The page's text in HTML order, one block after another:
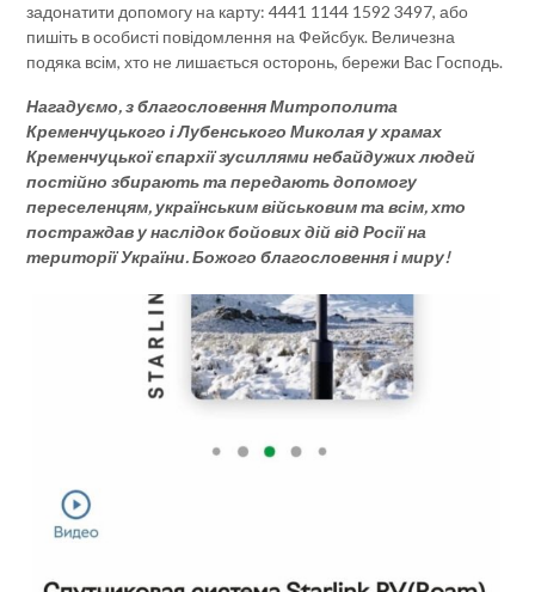
задонатити допомогу на карту: 4441 1144 1592 3497, або
пишіть в особисті повідомлення на Фейсбук. Величезна
подяка всім, хто не лишається осторонь, бережи Вас Господь.
Нагадуємо, з благословення Митрополита
Кременчуцького і Лубенського Миколая у храмах
Кременчуцької єпархії зусиллями небайдужих людей
постійно збирають та передають допомогу
переселенцям, українським військовим та всім, хто
постраждав у наслідок бойових дій від Росії на
території України. Божого благословення і миру!